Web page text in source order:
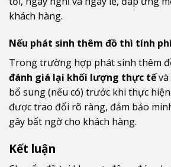
khách hàng.
Nếu phát sinh thêm đồ thì tính
Trong trường hợp phát sinh thêm
đánh giá lại khối lượng thực tếvà
bổ sung (nếu có) trước khi thực
được trao đổi rõ ràng, đảm bảo
gây bất ngờ cho khách hàng.
Kết luận